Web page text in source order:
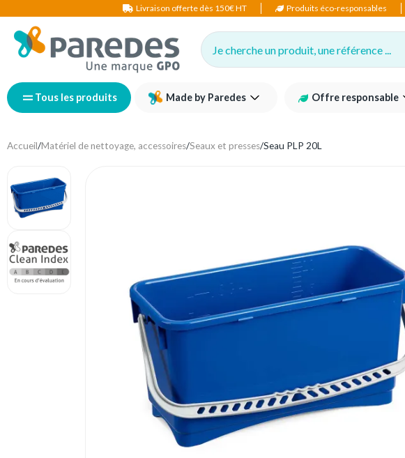
Livraison offerte dès 150€ HT Produits éco-responsables
Je cherche un produit, une référence ...
Tous les produits Made by Paredes Offre responsable
Accueil/Matériel de nettoyage, accessoires/Seaux et presses/Seau PLP 20L